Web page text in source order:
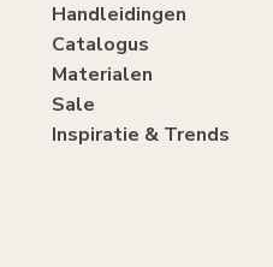
Handleidingen
Catalogus
Materialen
Sale
Inspiratie & Trends